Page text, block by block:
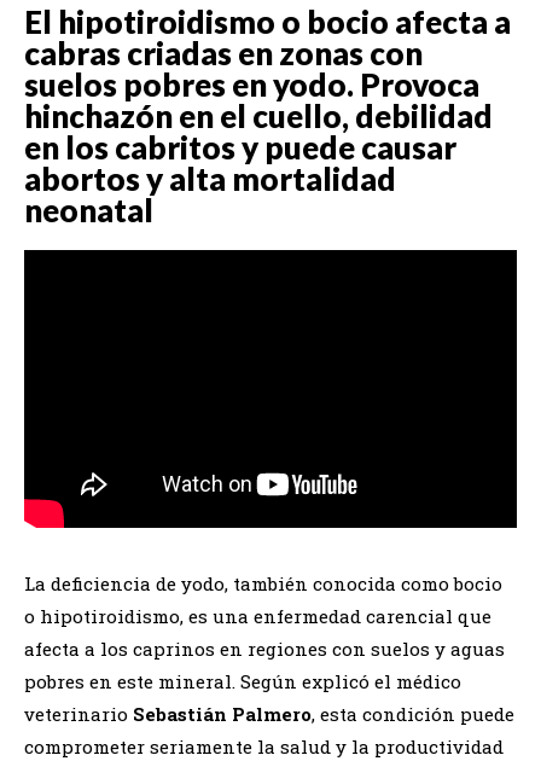
El hipotiroidismo o bocio afecta a
cabras criadas en zonas con
suelos pobres en yodo. Provoca
hinchazón en el cuello, debilidad
en los cabritos y puede causar
abortos y alta mortalidad
neonatal
La deficiencia de yodo, también conocida como bocio
o hipotiroidismo, es una enfermedad carencial que
afecta a los caprinos en regiones con suelos y aguas
pobres en este mineral. Según explicó el médico
veterinario Sebastián Palmero, esta condición puede
comprometer seriamente la salud y la productividad